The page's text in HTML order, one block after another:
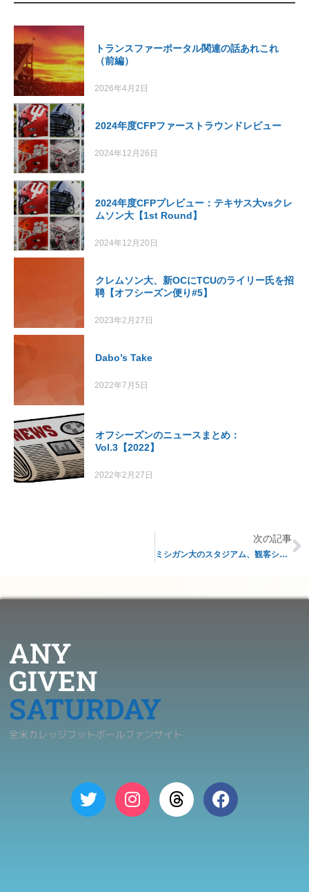
トランスファーポータル関連の話あれこれ
（前編）
2026年4月2日
2024年度CFPファーストラウンドレビュー
2024年12月26日
2024年度CFPプレビュー：テキサス大vsクレ
ムソン大【1st Round】
2024年12月20日
クレムソン大、新OCにTCUのライリー氏を招
聘【オフシーズン便り#5】
2023年2月27日
Dabo’s Take
2022年7月5日
オフシーズンのニュースまとめ：
Vol.3【2022】
2022年2月27日
次の記事
ミシガン大のスタジアム、観客シート数を削減
ANY
GIVEN
SATURDAY
全米カレッジフットボールファンサイト